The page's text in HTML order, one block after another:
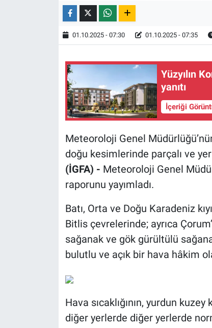
01.10.2025 - 07:30 01.10.2025 - 07:35
Yüzyılın
yanıtı
İçeriği
Meteoroloji Genel
doğu kesimlerinde parçalı ve
(İGFA) - Meteoroloji Genel
raporunu yayımladı.
Batı, Orta ve Doğu Karadeniz
Bitlis çevrelerinde; ayrıca
sağanak ve gök gürültülü
bulutlu ve açık bir hava hâkim
Hava sıcaklığının, yurdun
diğer yerlerde diğer yerlerde
Video Galeri